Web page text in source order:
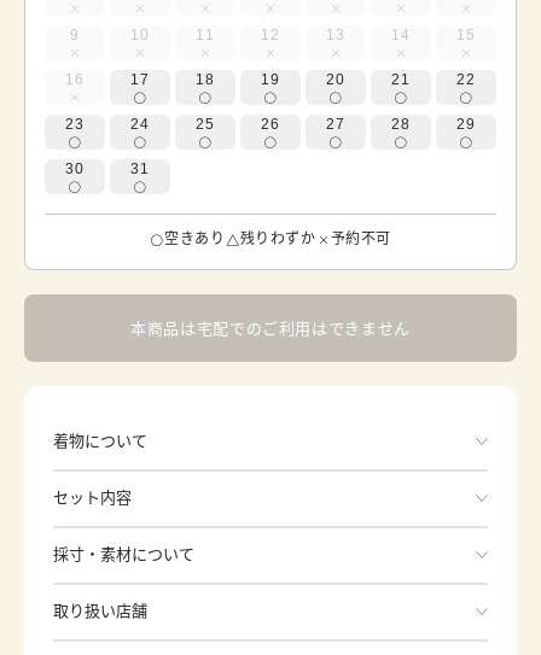
9 10 11 12 13 14 15
16 17 18 19 20 21 22
23 24 25 26 27 28 29
30 31
空きあり 残りわずか 予約不可
本商品は宅配でのご利用はできません
着物について
す。
セット内容
※着付けに必要な一式をすべて含みます。
採寸・素材について
身丈 -
取り扱い店舗